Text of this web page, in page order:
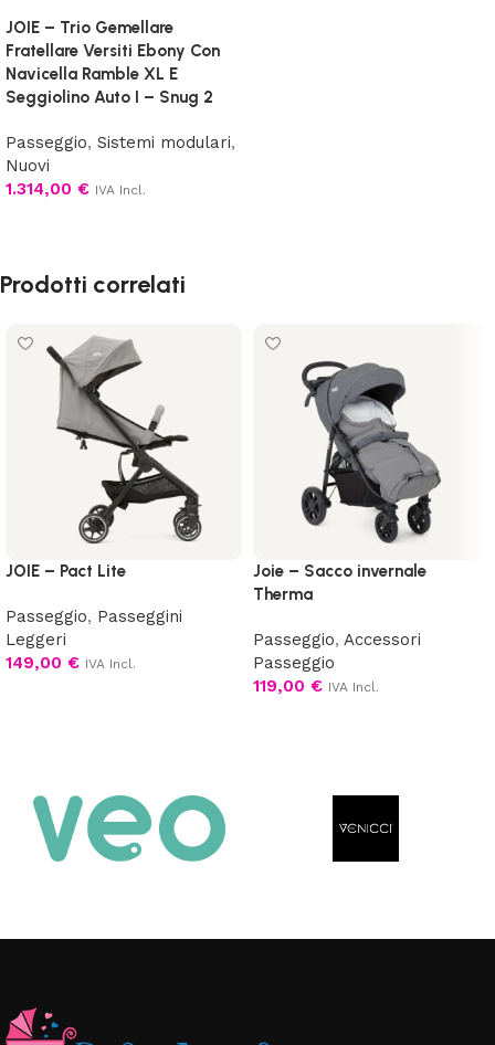
JOIE – Trio Gemellare
Fratellare Versiti Ebony Con
Navicella Ramble XL E
Seggiolino Auto I – Snug 2
Passeggio, Sistemi modulari,
Nuovi
1.314,00 € IVA Incl.
Prodotti correlati
JOIE – Pact Lite
Passeggio, Passeggini
Leggeri
149,00 € IVA Incl.
Joie – Sacco invernale
Therma
Passeggio, Accessori
Passeggio
119,00 € IVA Incl.